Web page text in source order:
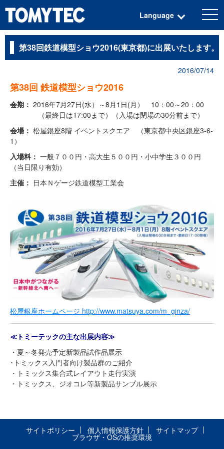
Language
第38回鉄道模型ショウ2016(東京都)に出展いたします。
2016/07/14
第38回 鉄道模型ショウ2016
会期： 2016年7月27日(水）～8月1日(月） 10：00～20：00
（最終日は17:00まで）（入場は閉場の30分前まで）
会場： 松屋銀座8階 イベントスクエア （東京都中央区銀座3-6-
1）
入場料： 一般７００円・高大生５００円・小中学生３００円
（当日限り有効）
主催： 日本Ｎゲージ鉄道模型工業会
松屋銀座ホームページ http://www.matsuya.com/m_ginza/
≪トミーテックの主な出展内容≫
・夏～冬発売予定新製品試作品展示
･トミックス入門者向け製品群のご紹介
・トミックス集合式レイアウト走行実演
・トミックス、ジオコレ等新製品サンプル展示
サイトポリシー 個人情報保護方針 サイトマップ
ブラウザ・OSの推奨環境